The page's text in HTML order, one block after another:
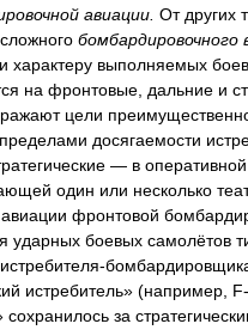
авиации. От других
бомбардировочного
выполняемых
на фронтовые, дальние и
цели
досягаемости
— в
один или несколько
фронтовой
ударных боевых самолётов
истребитель» (например,
за